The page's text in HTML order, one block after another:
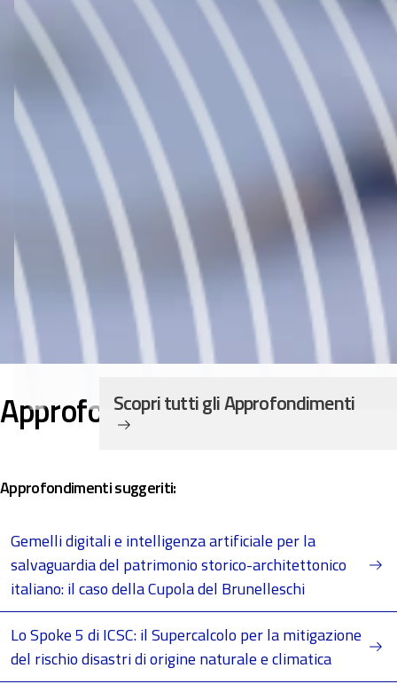
Approfondimenti:Scopri tutti gli Approfondimenti
Approfondimenti suggeriti:
Gemelli digitali e intelligenza artificiale per la
salvaguardia del patrimonio storico-architettonico
italiano: il caso della Cupola del Brunelleschi
Lo Spoke 5 di ICSC: il Supercalcolo per la mitigazione
del rischio disastri di origine naturale e climatica